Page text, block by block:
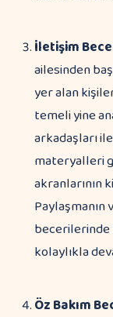
İletişim
ailesinden
yer alan
temeli yine
arkadaşları
materyalleri
akranlarının
Paylaşmanın
becerilerinde
kolaylıkla
Öz Bakım